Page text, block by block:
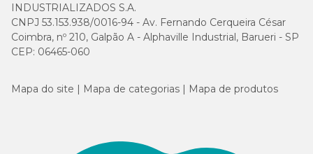
INDUSTRIALIZADOS S.A.
CNPJ 53.153.938/0016-94 - Av. Fernando Cerqueira César
Coimbra, nº 210, Galpão A - Alphaville Industrial, Barueri - SP
CEP: 06465-060
Mapa do site Mapa de categorias Mapa de produtos